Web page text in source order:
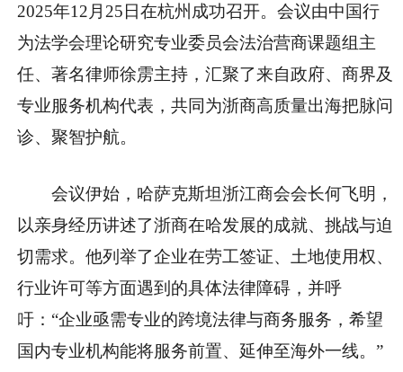
2025年12月25日在杭州成功召开。会议由中国行
为法学会理论研究专业委员会法治营商课题组主
任、著名律师徐雳主持，汇聚了来自政府、商界及
专业服务机构代表，共同为浙商高质量出海把脉问
诊、聚智护航。
会议伊始，哈萨克斯坦浙江商会会长何飞明，
以亲身经历讲述了浙商在哈发展的成就、挑战与迫
切需求。他列举了企业在劳工签证、土地使用权、
行业许可等方面遇到的具体法律障碍，并呼
吁：“企业亟需专业的跨境法律与商务服务，希望
国内专业机构能将服务前置、延伸至海外一线。”